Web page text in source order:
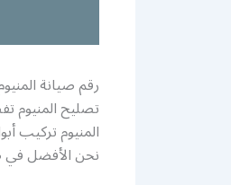
رقم صيانة
تصليح المنيوم
نحن الأفضل في